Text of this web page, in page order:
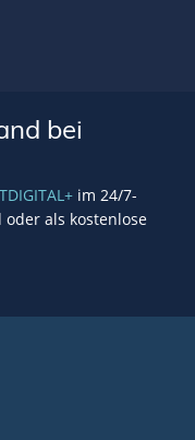
bei
im 24/7-
oder als kostenlose